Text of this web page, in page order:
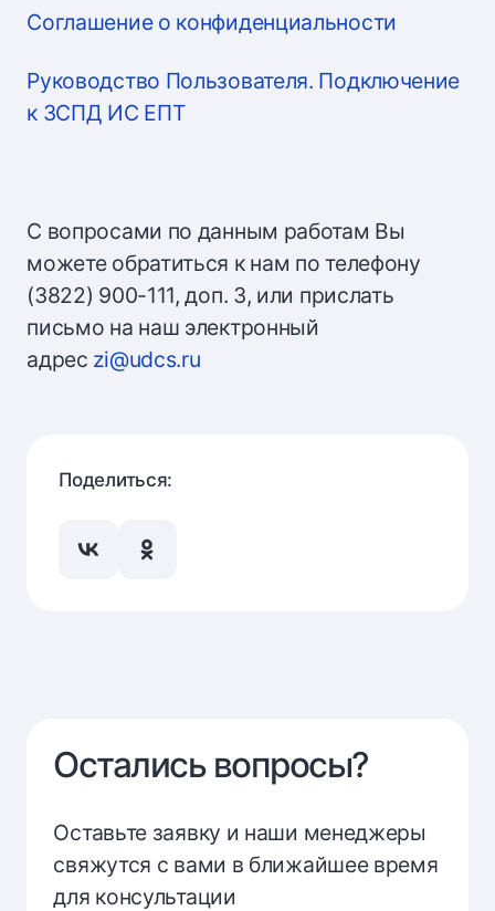
Соглашение о конфиденциальности
Руководство Пользователя. Подключение
к ЗСПД ИС ЕПТ
С вопросами по данным работам Вы
можете обратиться к нам по телефону
(3822) 900-111, доп. 3, или прислать
письмо на наш электронный
адрес zi@udcs.ru
Поделиться:
Остались вопросы?
Оставьте заявку и наши менеджеры
свяжутся с вами в ближайшее время
для консультации